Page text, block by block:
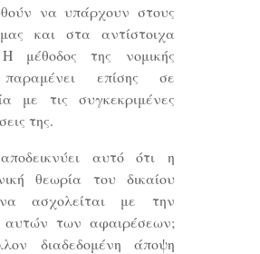
να υπάρχουν στους
και στα αντίστοιχα
μέθοδος της νομικής
επίσης σε
με τις συγκεκριμένες
της.
αυτό ότι η
θεωρία του δικαίου
ασχολείται με την
αυτών των αφαιρέσεων;
διαδεδομένη άποψη